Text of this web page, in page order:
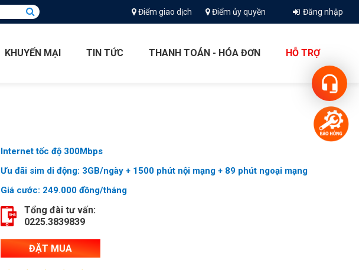
Điểm giao dịch Điểm ủy quyền Đăng nhập
KHUYẾN MẠI TIN TỨC THANH TOÁN - HÓA ĐƠN HỖ TRỢ
Internet tốc độ 300Mbps
Ưu đãi sim di động: 3GB/ngày + 1500 phút nội mạng + 89 phút ngoại mạng
Giá cước: 249.000 đồng/tháng
ĐẶT MUA
headset_mic